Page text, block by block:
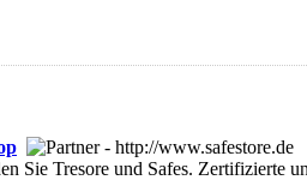
Sie Tresore und Safes. Zertifizierte